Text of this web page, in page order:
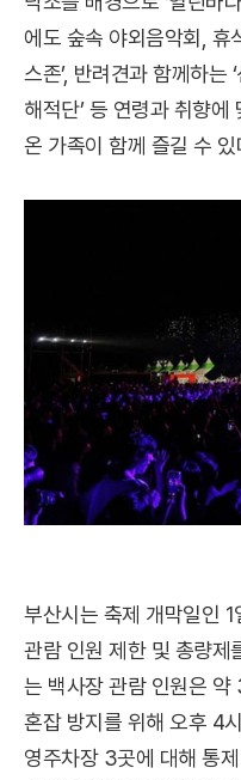
에도 숲속 야외음악회, 휴
스존’, 반려견과 함께하는
해적단’ 등 연령과 취향에
온 가족이 함께 즐길 수 있
부산시는 축제 개막일인
관람 인원 제한 및 총량제
는 백사장 관람 인원은
혼잡 방지를 위해 오후 4
영주차장 3곳에 대해 통